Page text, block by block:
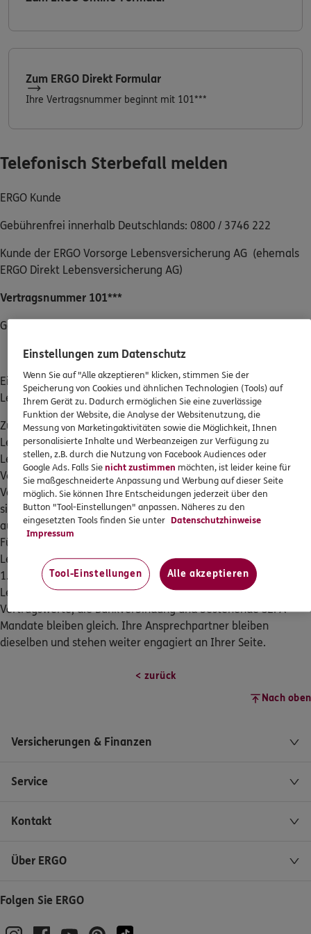
Meine Versicherungen
Sehen Sie auf einen Blick Ihre Versicherungen bei ERGO,
Bequem online oder telefonisch.
Meine Versicherungen
Sehen Sie auf einen Blick Ihre Versicherungen bei ERGO,
dem ERGO Rechtsschutz und der DKV.
Zum Kundenportal
Schaden- oder Leistungsfall melden
Bequem online oder telefonisch.
0800 / 3746 222
Kundenportal Log-in
Zum ERGO Direkt Formular
Ihre Vertragsnummer beginnt mit 101***
Telefonisch Sterbefall melden
ERGO Kunde
Gebührenfrei innerhalb Deutschlands: 0800 / 3746 222
Kunde der ERGO Vorsorge Lebensversicherung AG (ehemals
ERGO Direkt Lebensversicherung AG)
Vertragsnummer 101***
Gebührenfrei innerhalb Deutschlands: 0800 / 444 1000
Ein Hinweis an alle Kunden der ehemaligen ERGO Direkt
Lebensversicherung AG:
Zum 1. September 2019 wurde die ERGO Direkt
Lebensversicherung AG auf die ERGO Vorsorge
Lebensversicherung AG verschmolzen. Damit sind sämtliche
Verträge, Produkte und Vermögenswerte auf die ERGO
Vorsorge Lebensversicherung AG übergegangen. ERGO hat
sich damit im Bereich Lebensversicherung noch effizienter
aufgestellt und bietet besonders marktattraktive Produkte an.
Für Sie als ehemalige Kunden der ERGO Direkt
Lebensversicherung AG ändert sich nichts. Sie sind ab dem
1.9.2019 automatisch Kunde der ERGO Vorsorge
Lebensversicherung AG. Ihre Vertragsdaten und
Vertragswerte, die Bankverbindung und bestehende SEPA-
Mandate bleiben gleich. Ihre Ansprechpartner bleiben
dieselben und stehen weiter engagiert an Ihrer Seite.
< zurück
Nach oben
Versicherungen & Finanzen
Service
Kontakt
Über ERGO
Folgen Sie ERGO
Einstellungen zum Datenschutz
Wenn Sie auf "Alle akzeptieren" klicken, stimmen Sie der
Speicherung von Cookies und ähnlichen Technologien (Tools) auf
Ihrem Gerät zu. Dadurch ermöglichen Sie eine zuverlässige
Funktion der Website, die Analyse der Websitenutzung, die
Messung von Marketingaktivitäten sowie die Möglichkeit, Ihnen
personalisierte Inhalte und Werbeanzeigen zur Verfügung zu
stellen, z.B. durch die Nutzung von Facebook Audiences oder
Google Ads. Falls Sienicht zustimmen möchten, ist leider keine für
Sie maßgeschneiderte Anpassung und Werbung auf dieser Seite
möglich. Sie können Ihre Entscheidungen jederzeit über den
Button "Tool-Einstellungen" anpassen. Näheres zu den
eingesetzten Tools finden Sie unter Datenschutzhinweise
Impressum
Tool-Einstellungen Alle akzeptieren